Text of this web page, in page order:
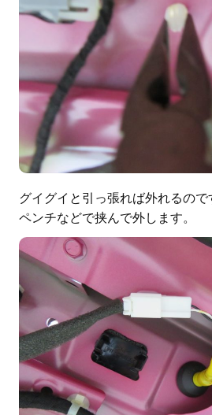
グイグイと引っ張れば外れるの
ペンチなどで挟んで外します。